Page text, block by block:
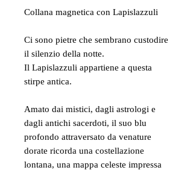
Collana magnetica con Lapislazzuli
Ci sono pietre che sembrano custodire
il silenzio della notte.
Il Lapislazzuli appartiene a questa
stirpe antica.
Amato dai mistici, dagli astrologi e
dagli antichi sacerdoti, il suo blu
profondo attraversato da venature
dorate ricorda una costellazione
lontana, una mappa celeste impressa